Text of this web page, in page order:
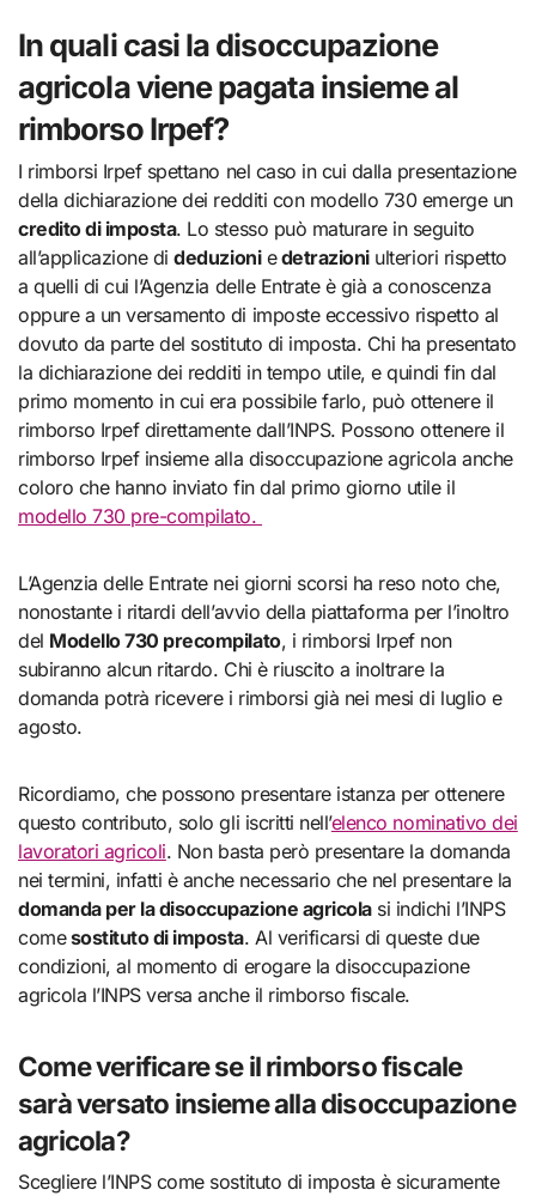
In quali casi la disoccupazione
agricola viene pagata insieme al
rimborso Irpef?
I rimborsi Irpef spettano nel caso in cui dalla presentazione
della dichiarazione dei redditi con modello 730 emerge un
credito di imposta. Lo stesso può maturare in seguito
all’applicazione dideduzioniedetrazioniulteriori rispetto
a quelli di cui l’Agenzia delle Entrate è già a conoscenza
oppure a un versamento di imposte eccessivo rispetto al
dovuto da parte del sostituto di imposta. Chi ha presentato
la dichiarazione dei redditi in tempo utile, e quindi fin dal
primo momento in cui era possibile farlo, può ottenere il
rimborso Irpef direttamente dall’INPS. Possono ottenere il
rimborso Irpef insieme alla disoccupazione agricola anche
coloro che hanno inviato fin dal primo giorno utile il
modello 730 pre-compilato.
L’Agenzia delle Entrate nei giorni scorsi ha reso noto che,
nonostante i ritardi dell’avvio della piattaforma per l’inoltro
del Modello 730 precompilato, i rimborsi Irpef non
subiranno alcun ritardo. Chi è riuscito a inoltrare la
domanda potrà ricevere i rimborsi già nei mesi di luglio e
agosto.
Ricordiamo, che possono presentare istanza per ottenere
questo contributo, solo gli iscritti nell’elenco nominativo dei
lavoratori agricoli. Non basta però presentare la domanda
nei termini, infatti è anche necessario che nel presentare la
domanda per la disoccupazione agricolasi indichi l’INPS
comesostituto di imposta. Al verificarsi di queste due
condizioni, al momento di erogare la disoccupazione
agricola l’INPS versa anche il rimborso fiscale.
Come verificare se il rimborso fiscale
sarà versato insieme alla disoccupazione
agricola?
Scegliere l’INPS come sostituto di imposta è sicuramente